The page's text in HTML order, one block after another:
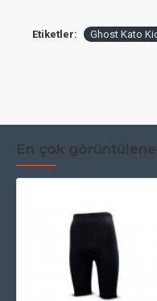
Etiketler: Ghost Kato
En çok